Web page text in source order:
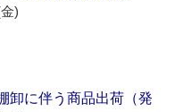
)
卸に伴う商品出荷（発